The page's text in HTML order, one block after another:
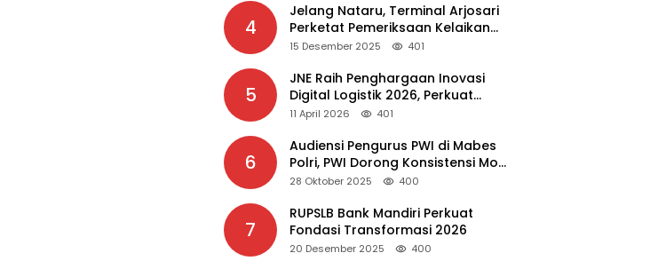
4
Jelang Nataru, Terminal Arjosari
Perketat Pemeriksaan Kelaikan
Bus
15 Desember 2025 401
5
JNE Raih Penghargaan Inovasi
Digital Logistik 2026, Perkuat
Transformasi Layanan
11 April 2026 401
6
Audiensi Pengurus PWI di Mabes
Polri, PWI Dorong Konsistensi MoU
Dewan Pers – Polri
28 Oktober 2025 400
7
RUPSLB Bank Mandiri Perkuat
Fondasi Transformasi 2026
20 Desember 2025 400